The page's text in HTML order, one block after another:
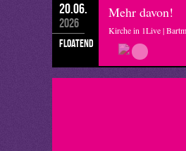
20.06.
2026
floatend
Mehr davon!
Kirche in 1Live |